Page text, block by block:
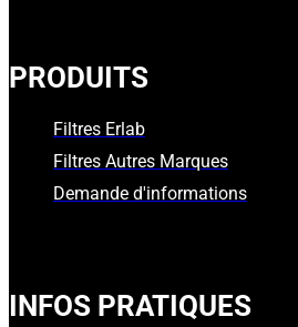
PRODUITS
Filtres Erlab
Filtres Autres Marques
Demande d'informations
INFOS PRATIQUES